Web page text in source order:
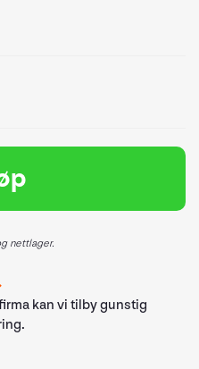
nettlager.
kan vi tilby gunstig